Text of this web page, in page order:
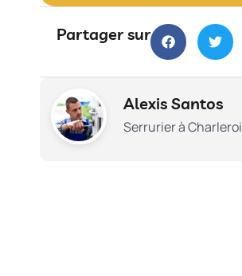
Partager sur
Alexis Santos
Serrurier à Charleroi